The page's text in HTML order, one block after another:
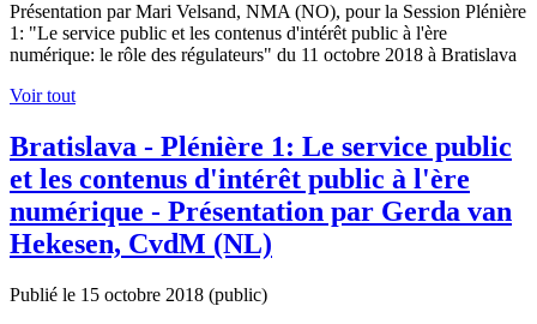
Présentation par Mari Velsand, NMA (NO), pour la Session Plénière
1: "Le service public et les contenus d'intérêt public à l'ère
numérique: le rôle des régulateurs" du 11 octobre 2018 à Bratislava
Voir tout
Bratislava - Plénière 1: Le service public
et les contenus d'intérêt public à l'ère
numérique - Présentation par Gerda van
Hekesen, CvdM (NL)
Publié le 15 octobre 2018 (public)